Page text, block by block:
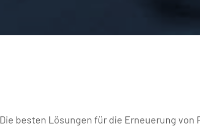
Die besten Lösungen für die Erneuerung von